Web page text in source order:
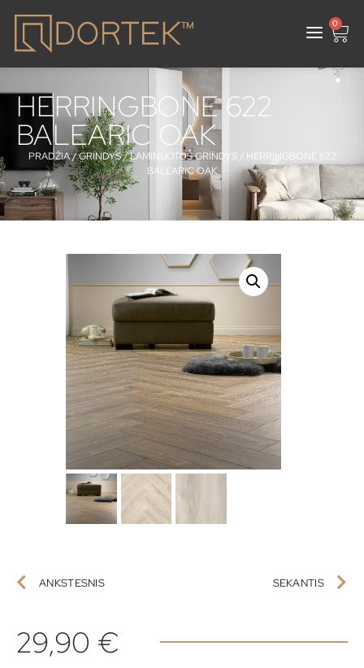
0
HERRINGBONE 622
BALEARIC OAK
PRADŽIA/GRINDYS/LAMINUOTOS GRINDYS/ HERRINGBONE 622
BALEARIC OAK
ANKSTESNIS SEKANTIS
29,90 €